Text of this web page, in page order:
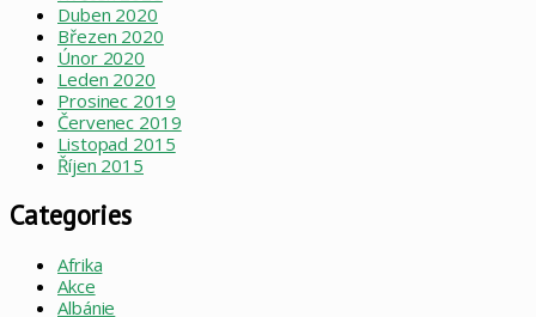
Duben 2020
Březen 2020
Únor 2020
Leden 2020
Prosinec 2019
Červenec 2019
Listopad 2015
Říjen 2015
Categories
Afrika
Akce
Albánie